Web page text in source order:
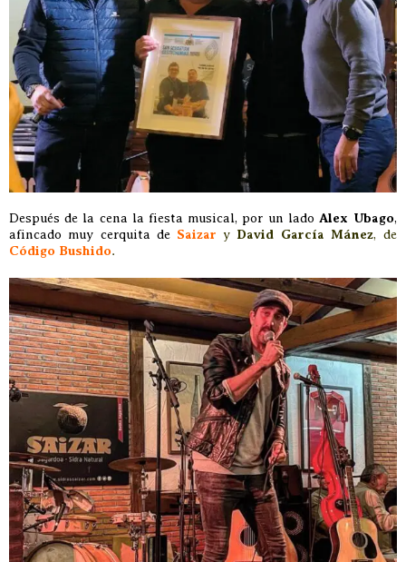
Después de la cena la fiesta musical, por un lado Alex Ubago,
afincado muy cerquita de Saizar y David García Mánez, de
Código Bushido.